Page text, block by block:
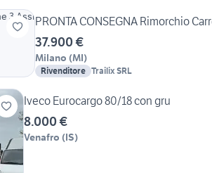
PRONTA CONSEGNA Rimorchio
37.900 €
Milano (MI)
Rivenditore Trailix SRL
Iveco Eurocargo 80/18 con gru
8.000 €
Venafro (IS)